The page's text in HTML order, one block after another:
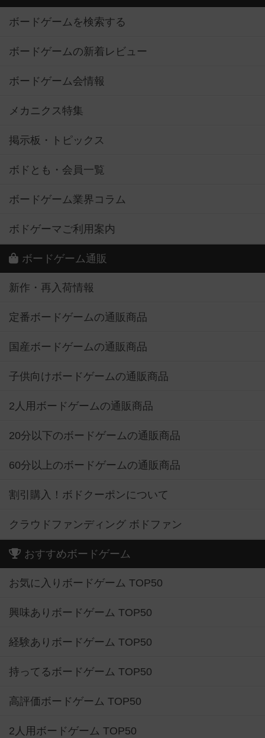
ボードゲームを検索する
ボードゲームの新着レビュー
ボードゲーム会情報
メカニクス特集
掲示板・トピックス
ボドとも・会員一覧
ボードゲーム業界コラム
ボドゲーマご利用案内
ボードゲーム通販
新作・再入荷情報
定番ボードゲームの通販商品
国産ボードゲームの通販商品
子供向けボードゲームの通販商品
2人用ボードゲームの通販商品
20分以下のボードゲームの通販商品
60分以上のボードゲームの通販商品
割引購入！ボドクーポンについて
クラウドファンディング ボドファン
おすすめボードゲーム
お気に入りボードゲーム TOP50
興味ありボードゲーム TOP50
経験ありボードゲーム TOP50
持ってるボードゲーム TOP50
高評価ボードゲーム TOP50
2人用ボードゲーム TOP50